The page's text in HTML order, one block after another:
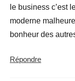
le business c’est
moderne
bonheur des
Répondre